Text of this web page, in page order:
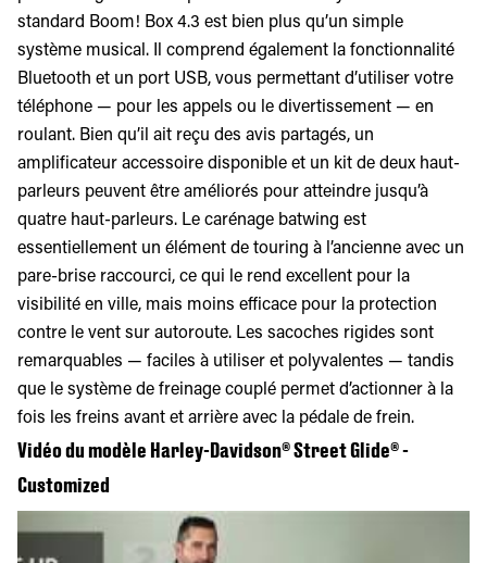
standard Boom! Box 4.3 est bien plus qu’un simple
système musical. Il comprend également la fonctionnalité
Bluetooth et un port USB, vous permettant d’utiliser votre
téléphone — pour les appels ou le divertissement — en
roulant. Bien qu’il ait reçu des avis partagés, un
amplificateur accessoire disponible et un kit de deux haut-
parleurs peuvent être améliorés pour atteindre jusqu’à
quatre haut-parleurs. Le carénage batwing est
essentiellement un élément de touring à l’ancienne avec un
pare-brise raccourci, ce qui le rend excellent pour la
visibilité en ville, mais moins efficace pour la protection
contre le vent sur autoroute. Les sacoches rigides sont
remarquables — faciles à utiliser et polyvalentes — tandis
que le système de freinage couplé permet d’actionner à la
fois les freins avant et arrière avec la pédale de frein.
Vidéo du modèle Harley-Davidson® Street Glide® -
Customized